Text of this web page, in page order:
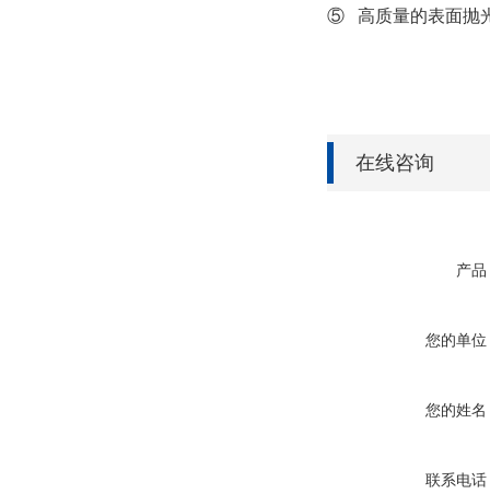
⑤ 高质量的表面抛
在线咨询
产品
您的单位
您的姓名
联系电话